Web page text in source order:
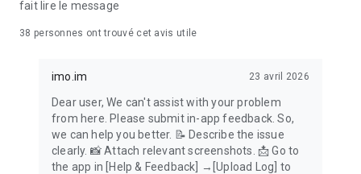
fait lire le message
38 personnes ont trouvé cet avis utile
imo.im 23 avril 2026
Dear user, We can't assist with your problem
from here. Please submit in-app feedback. So,
we can help you better. 📝 Describe the issue
clearly. 📸 Attach relevant screenshots. 📩 Go to
the app in [Help & Feedback] →[Upload Log] to